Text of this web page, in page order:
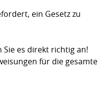
ein Gesetz zu
es direkt richtig an!
für die gesamte